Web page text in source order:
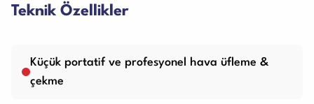
Teknik Özellikler
Küçük portatif ve profesyonel hava üfleme &
çekme